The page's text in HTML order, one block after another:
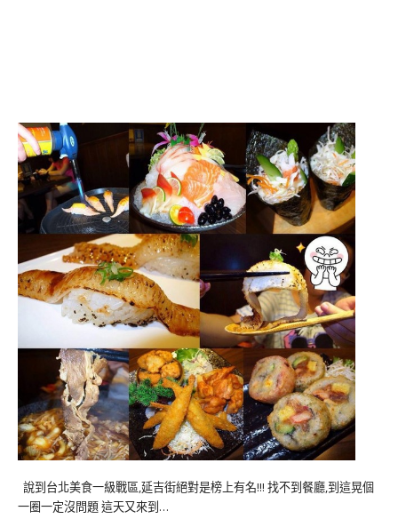
說到台北美食一級戰區,延吉街絕對是榜上有名!!! 找不到餐廳,到這晃個
一圈一定沒問題 這天又來到…